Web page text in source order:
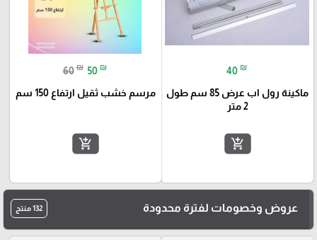
40 ₪
ماكينة رول اب عرض 85 سم طول
2 متر
add_shopping_cart
60 ₪ 50 ₪
مرسم خشب ثقيل ارتفاع 150 سم
add_shopping_cart
عروض وخصومات لفترة محدودة 132 منتج